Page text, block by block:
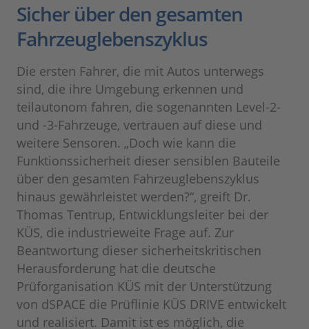
Sicher über den gesamten
Fahrzeuglebenszyklus
Die ersten Fahrer, die mit Autos unterwegs
sind, die ihre Umgebung erkennen und
teilautonom fahren, die sogenannten Level-2-
und -3-Fahrzeuge, vertrauen auf diese und
weitere Sensoren. „Doch wie kann die
Funktionssicherheit dieser sensiblen Bauteile
über den gesamten Fahrzeuglebenszyklus
hinaus gewährleistet werden?“, greift Dr.
Thomas Tentrup, Entwicklungsleiter bei der
KÜS, die industrieweite Frage auf. Zur
Beantwortung dieser sicherheitskritischen
Herausforderung hat die deutsche
Prüforganisation KÜS mit der Unterstützung
von dSPACE die Prüflinie KÜS DRIVE entwickelt
und realisiert. Damit ist es möglich, die